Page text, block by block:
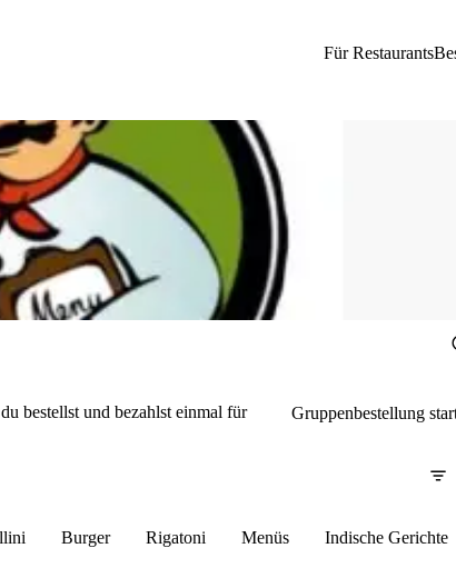
Für Restaurants
bestellst und bezahlst einmal für
Gruppenbestellung
Burger Rigatoni Menüs Indische Gerichte